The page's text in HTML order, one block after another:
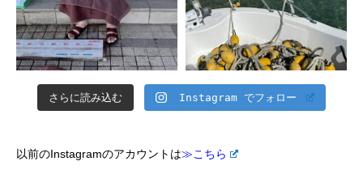
さらに読み込む Instagram でフォロー
以前のInstagramのアカウントは≫こちら